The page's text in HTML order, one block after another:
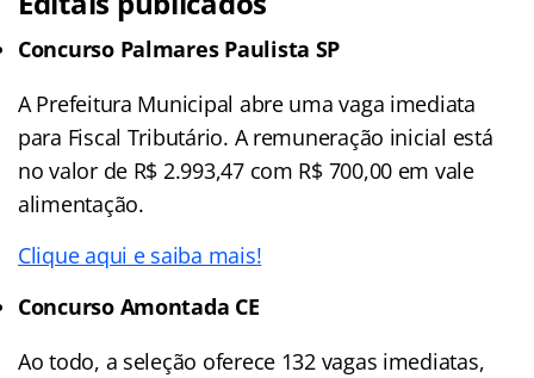
Concurso Palmares Paulista SP
A Prefeitura Municipal abre uma vaga imediata
para Fiscal Tributário. A remuneração inicial está
no valor de R$ 2.993,47 com R$ 700,00 em vale
alimentação.
Clique aqui e saiba mais!
Concurso Amontada CE
Ao todo, a seleção oferece 132 vagas imediatas,